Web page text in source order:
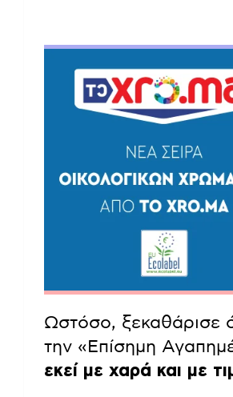
Ωστόσο, ξεκαθάρισε
την «Επίσημη
εκεί με χαρά και με